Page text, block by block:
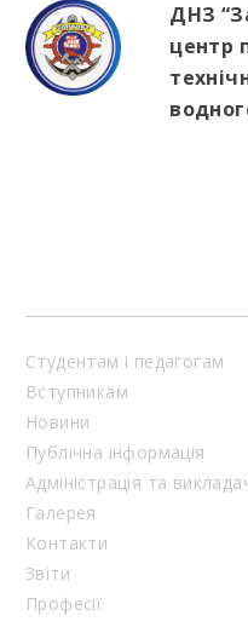
ДНЗ
центр
Студентам і педагогам
Вступникам
Новини
Публічна інформація
Адміністрація та
Галерея
Контакти
Звіти
Професії